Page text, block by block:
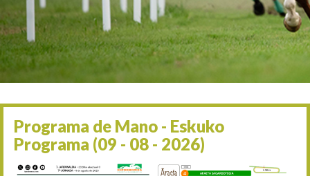
06/09 17:30 Irailaren 6a / 6 de
13/09 17:30 Irailaren 13a / 13 de
30/09 11:30 Irailaren 30a / 30 de
11/06 11:30
05/07 11:30 Uztailaren 5a / 5 de julio
12/07 11:30 Uztailaren 12a / 12 de
Programa de Mano - Eskuko
Programa (09 - 08 - 2026)